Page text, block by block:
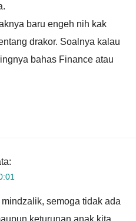
baru engeh nih kak
drakor. Soalnya kalau
bahas Finance atau
semoga tidak ada
keturunan anak kita.